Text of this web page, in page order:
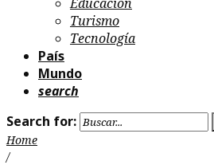
Turismo
Tecnología
País
Mundo
search
Search for:
Home
/